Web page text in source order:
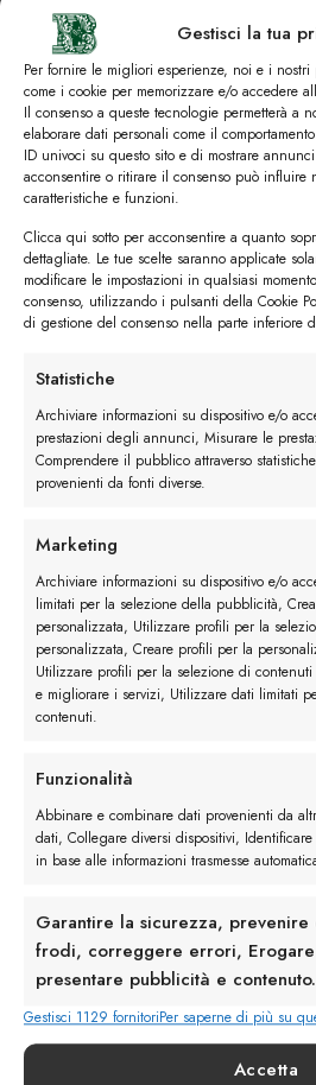
Gestisci la tua
Per fornire le migliori esperienze, noi e i
come i cookie per memorizzare e/o accedere
Il consenso a queste tecnologie permetterà a
elaborare dati personali come il
ID univoci su questo sito e di mostrare
acconsentire o ritirare il consenso può influire
caratteristiche e funzioni.
Clicca qui sotto per acconsentire a quanto
dettagliate. Le tue scelte saranno applicate
modificare le impostazioni in qualsiasi
consenso, utilizzando i pulsanti della Cookie
di gestione del consenso nella parte inferiore
Statistiche
Archiviare informazioni su dispositivo e/o
prestazioni degli annunci, Misurare le
Comprendere il pubblico attraverso
provenienti da fonti diverse.
Marketing
Archiviare informazioni su dispositivo e/o
limitati per la selezione della pubblicità,
personalizzata, Utilizzare profili per la
personalizzata, Creare profili per la
Utilizzare profili per la selezione di
e migliorare i servizi, Utilizzare dati limitati
contenuti.
Funzionalità
Abbinare e combinare dati provenienti da
dati, Collegare diversi dispositivi,
in base alle informazioni trasmesse
Garantire la sicurezza,
frodi, correggere errori,
presentare pubblicità e contenuto.
Gestisci 1129 fornitoriPer saperne di più su
Accetta
I trackback sono chiusi, ma puoilasciare un
Successivo →
Lascia un commento
Rimani in contatto
Servizio